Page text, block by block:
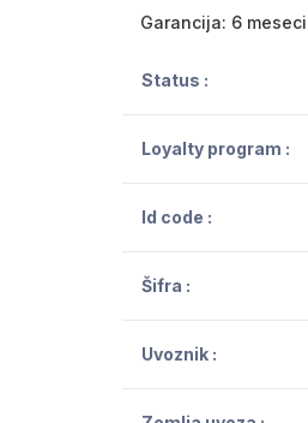
Garancija: 6 meseci
Status :
Loyalty program :
Id code :
Šifra :
Uvoznik :